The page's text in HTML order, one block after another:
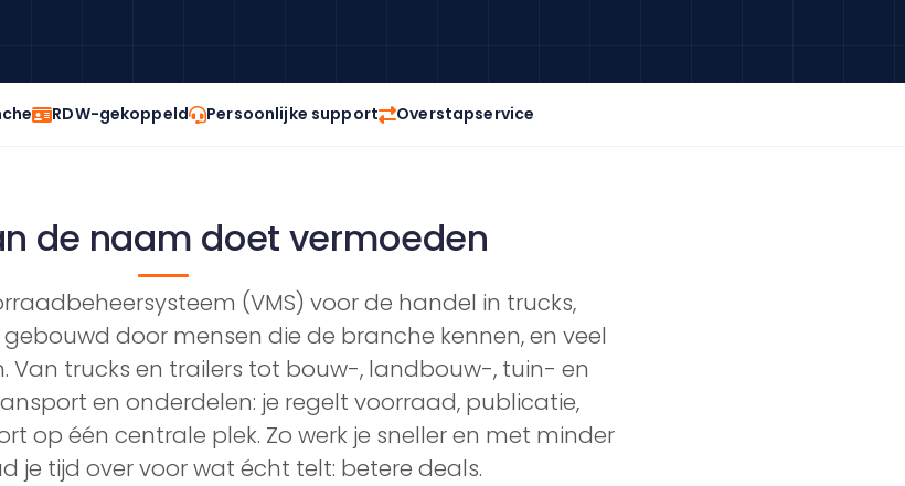
RDW-gekoppeld Persoonlijke support Overstapservice
de naam doet vermoeden
(VMS) voor de handel in trucks,
door mensen die de branche kennen, en veel
Van trucks en trailers tot bouw-, landbouw-, tuin- en
en onderdelen: je regelt voorraad, publicatie,
op één centrale plek. Zo werk je sneller en met minder
je tijd over voor wat écht telt: betere deals.